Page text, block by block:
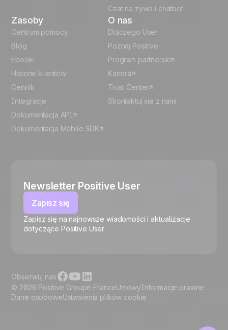
🍪
Zarządzaj plikami cookie
Czat na żywo i chatbot
Zasoby
Centrum pomocy
Blog
Ebooki
Historie klientów
Cennik
Integracje
Dokumentacja API
Dokumentacja Mobile SDK
O nas
Dlaczego User
Poznaj Positive
Program partnerski
Kariera
Trust Center
Skontaktuj się z nami
Newsletter Positive User
Zapisz się
Zapisz się na najnowsze wiadomości i aktualizacje
dotyczące Positive User
© 2026 Positive Groupe FranceUmowyInformacje prawne
Dane osoboweUstawienia plików cookie
Obserwuj nas